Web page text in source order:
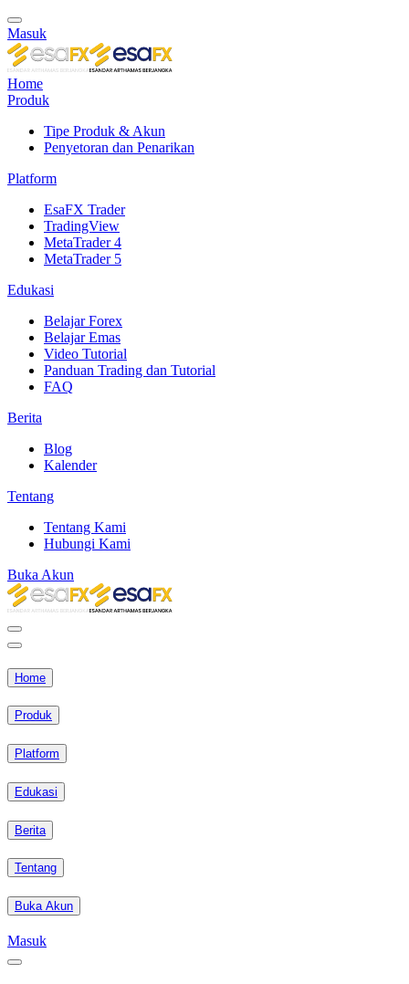
Masuk
Home
Produk
Tipe Produk & Akun
Penyetoran dan Penarikan
Platform
EsaFX Trader
TradingView
MetaTrader 4
MetaTrader 5
Edukasi
Belajar Forex
Belajar Emas
Video Tutorial
Panduan Trading dan Tutorial
FAQ
Berita
Blog
Kalender
Tentang
Tentang Kami
Hubungi Kami
Buka Akun
Home
Produk
Platform
Edukasi
Berita
Tentang
Buka Akun
Masuk